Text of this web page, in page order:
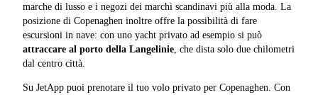
marche di lusso e i negozi dei marchi scandinavi più alla moda. La
posizione di Copenaghen inoltre offre la possibilità di fare
escursioni in nave: con uno yacht privato ad esempio si può
attraccare al porto della Langelinie , che dista solo due chilometri
dal centro città.
Su JetApp puoi prenotare il tuo volo privato per Copenaghen. Con